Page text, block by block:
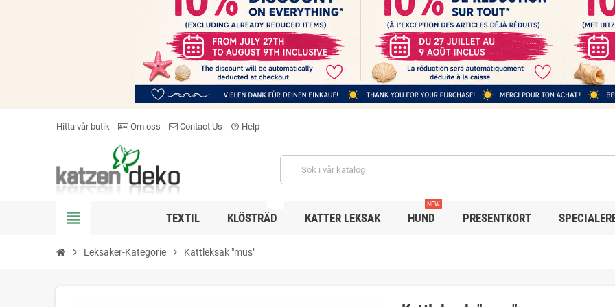
Hitta vår butik Om oss Contact Us help_outline Help
view_headline TEXTIL KLÖSTRÄD KATTER LEKSAK HUND
NEW
PRESENTKORT
chevron_right Leksaker-Kategorie chevron_right Kattleksak "mus"